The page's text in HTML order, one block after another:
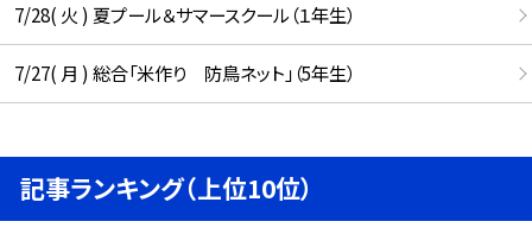
7/28( 火 ) 夏プール＆サマースクール（１年生）
7/27( 月 ) 総合「米作り 防鳥ネット」（5年生）
記事ランキング（上位10位）